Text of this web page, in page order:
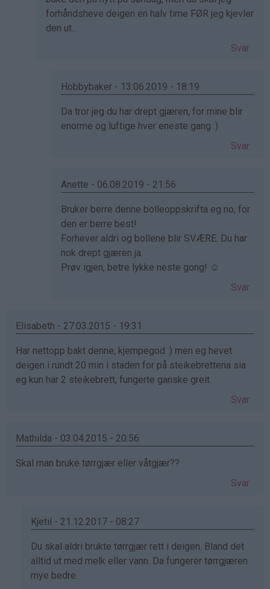
Hege
(ikke
forhåndsheve deigen en halv time FØR jeg kjevler
den ut...
Svar
Hobbybaker - 13.06.2019 - 18:19
Som
svar
(ikke
Da tror jeg du har drept gjæren, for mine blir
enorme og luftige hver eneste gang :)
Svar
Anette - 06.08.2019 - 21:56
Som
svar
på
av
Elisabeth
Bruker berre denne bolleoppskrifta eg no, for
den er berre best!
Forhever aldri og bollene blir SVÆRE. Du har
nok drept gjæren ja.
Prøv igjen, betre lykke neste gong! ☺️
Svar
Elisabeth - 27.03.2015 - 19:31
Har nettopp bakt denne, kjempegod :) men eg hevet
deigen i rundt 20 min i staden for på steikebrettena sia
eg kun har 2 steikebrett, fungerte ganske greit.
Svar
Mathilda - 03.04.2015 - 20:56
Skal man bruke tørrgjær eller våtgjær??
Svar
Kjetil - 21.12.2017 - 08:27
Som
svar
på
Du skal aldri brukte tørrgjær rett i deigen. Bland det
alltid ut med melk eller vann. Da fungerer tørrgjæren
mye bedre.